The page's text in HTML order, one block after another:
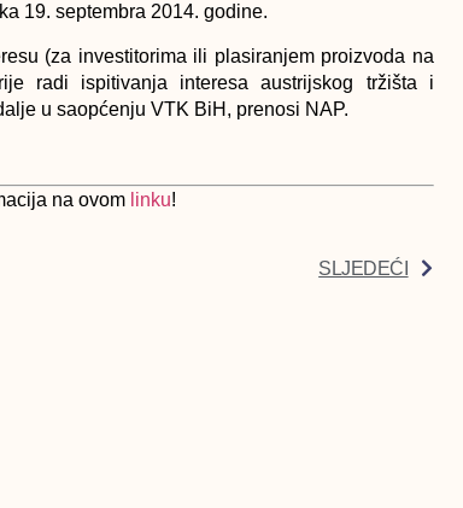
19. septembra 2014. godine.
(za investitorima ili plasiranjem proizvoda na
radi ispitivanja interesa austrijskog tržišta i
u saopćenju VTK BiH, prenosi NAP.
na ovom linku!
SLJEDEĆI